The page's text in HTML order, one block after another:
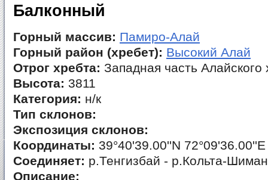
Балконный
Горный массив: Памиро-Алай
Горный район (хребет): Высокий Алай
Отрог хребта: Западная часть Алайского
Высота: 3811
Категория: н/к
Тип склонов:
Экспозиция склонов:
Координаты: 39°40'39.00''N 72°09'36.00''E
Соединяет: р.Тенгизбай - р.Кольта-Шиман
Описание: